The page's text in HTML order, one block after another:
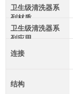
卫生级清洗器系
列材质
卫生级清洗器系
列应用
连接
结构